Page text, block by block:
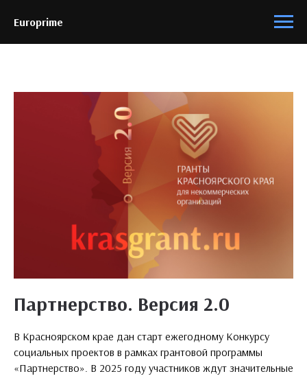
Europrime
Партнерство. Версия 2.0
В Красноярском крае дан старт ежегодному Конкурсу
социальных проектов в рамках грантовой программы
«Партнерство». В 2025 году участников ждут значительные